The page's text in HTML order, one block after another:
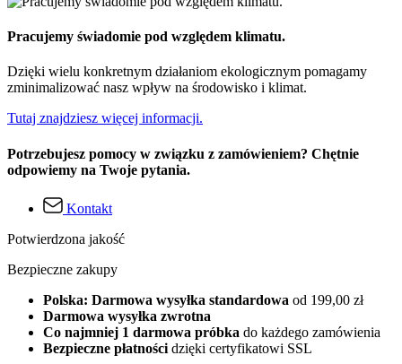
Pracujemy świadomie pod względem klimatu.
Dzięki wielu konkretnym działaniom ekologicznym pomagamy
zminimalizować nasz wpływ na środowisko i klimat.
Tutaj znajdziesz więcej informacji.
Potrzebujesz pomocy w związku z zamówieniem? Chętnie
odpowiemy na Twoje pytania.
Kontakt
Potwierdzona jakość
Bezpieczne zakupy
Polska: Darmowa wysyłka standardowa od 199,00 zł
Darmowa wysyłka zwrotna
Co najmniej 1 darmowa próbka do każdego zamówienia
Bezpieczne płatności dzięki certyfikatowi SSL